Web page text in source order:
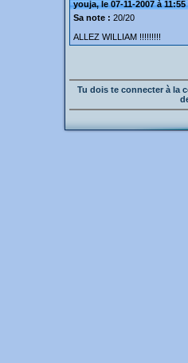
youja, le 07-11-2007 à 11:55
Sa note : 20/20
ALLEZ WILLIAM !!!!!!!!!
Tu dois te connecter à la